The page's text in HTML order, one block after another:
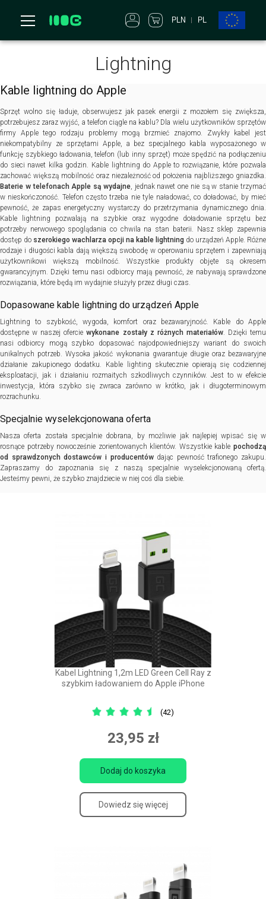
PLN PL
Lightning
Kable lightning do Apple
Sprzęt wolno się ładuje, obserwujesz jak pasek energii z mozołem się zwiększa,
potrzebujesz zaraz wyjść, a telefon ciągle na kablu? Dla wielu użytkowników sprzętów
firmy Apple tego rodzaju problemy mogą brzmieć znajomo. Zwykły kabel jest
niekompatybilny ze sprzętami Apple, a bez specjalnego kabla wyposażonego w
funkcję szybkiego ładowania, telefon (lub inny sprzęt) może spędzić na podłączeniu
do sieci nawet kilka godzin. Kable lightning do Apple to rozwiązanie, które pozwala
zachować większą mobilność oraz niezależność od położenia najbliższego gniazdka.
Baterie w telefonach Apple są wydajne, jednak nawet one nie są w stanie trzymać
w nieskończoność. Telefon często trzeba nie tyle naładować, co doładować, by mieć
pewność, że zapas energetyczny wystarczy do przetrzymania dynamicznego dnia.
Kable lightning pozwalają na szybkie oraz wygodne doładowanie sprzętu bez
potrzeby nerwowego spoglądania co chwila na stan baterii. Nasz sklep zapewnia
dostęp do szerokiego wachlarza opcji na kable lightning do urządzeń Apple. Różne
rodzaje i długości kabla dają większą swobodę w operowaniu sprzętem i zapewniają
użytkownikowi większą mobilność. Wszystkie produkty objęte są okresem
gwarancyjnym. Dzięki temu nasi odbiorcy mają pewność, że nabywają sprawdzone
rozwiązania, które będą im wydajnie służyły przez długi czas.
Dopasowane kable lightning do urządzeń Apple
Lightning to szybkość, wygoda, komfort oraz bezawaryjność. Kable do Apple
dostępne w naszej oferciewykonane zostały z różnych materiałów. Dzięki temu
nasi odbiorcy mogą szybko dopasować najodpowiedniejszy wariant do swoich
unikalnych potrzeb. Wysoka jakość wykonania gwarantuje długie oraz bezawaryjne
działanie zakupionego dodatku. Kable lighting skutecznie opierają się codziennej
eksploatacji, jak i działaniu rozmaitych szkodliwych czynników. Jest to w efekcie
inwestycja, która szybko się zwraca zarówno w krótko, jak i długoterminowym
rozrachunku.
Specjalnie wyselekcjonowana oferta
Nasza oferta została specjalnie dobrana, by możliwie jak najlepiej wpisać się w
rosnące potrzeby nowocześnie zorientowanych klientów. Wszystkie kable pochodzą
od sprawdzonych dostawców i producentówdając pewność trafionego zakupu.
Zapraszamy do zapoznania się z naszą specjalnie wyselekcjonowaną ofertą.
Jesteśmy pewni, że szybko znajdziecie w niej coś dla siebie.
Kabel Lightning 1,2m LED Green Cell Ray z
szybkim ładowaniem do Apple iPhone
(42)
23,95 zł
Dodaj do koszyka
Dowiedz się więcej